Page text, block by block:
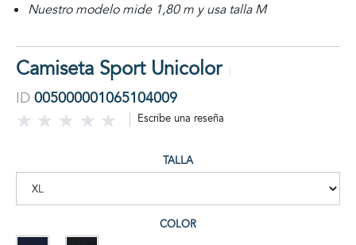
Nuestro modelo mide 1,80 m y usa talla M
Camiseta Sport Unicolor
ID 005000001065104009
Escribe una reseña
TALLA
COLOR